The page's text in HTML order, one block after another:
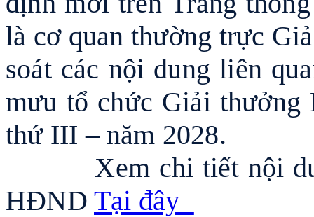
là cơ quan thường trực
soát các nội dung liên
mưu tổ chức Giải thưởng
thứ III – năm 2028.
Xem chi tiết nội
HĐND Tại đây